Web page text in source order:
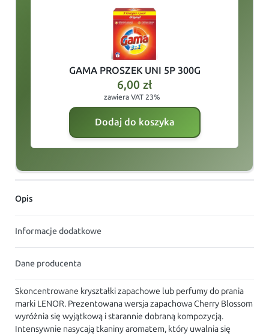
GAMA PROSZEK UNI 5P 300G
6,00 zł
zawiera VAT 23%
Dodaj do koszyka
Opis
Informacje dodatkowe
Dane producenta
Skoncentrowane kryształki zapachowe lub perfumy do prania
marki LENOR. Prezentowana wersja zapachowa Cherry Blossom
wyróżnia się wyjątkową i starannie dobraną kompozycją.
Intensywnie nasycają tkaniny aromatem, który uwalnia się